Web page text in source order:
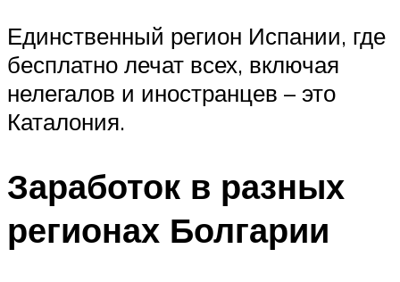
Единственный регион Испании, где
бесплатно лечат всех, включая
нелегалов и иностранцев – это
Каталония.
Заработок в разных
регионах Болгарии